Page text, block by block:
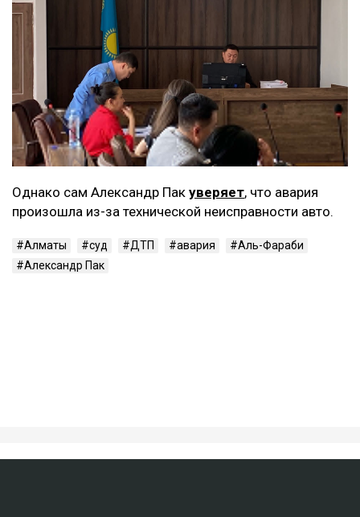
Однако сам Александр Пак уверяет, что авария
произошла из-за технической неисправности авто.
Алматы суд ДТП авария
Аль-Фараби
Александр Пак